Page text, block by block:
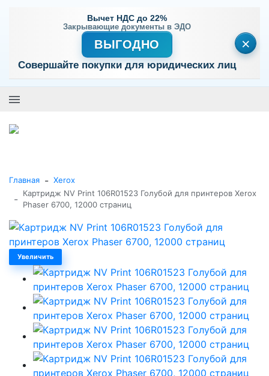
Вычет НДС до 22%
Закрывающие документы в ЭДО
ВЫГОДНО
Совершайте покупки для юридических лиц
×
Главная - Xerox
-
Картридж NV Print 106R01523 Голубой для принтеров Xerox
Phaser 6700, 12000 страниц
Увеличить